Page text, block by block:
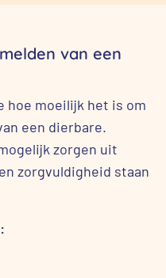
van een
hoe moeilijk het is om
een dierbare.
zorgen uit
zorgvuldigheid staan